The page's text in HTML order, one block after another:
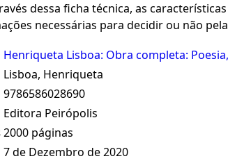
dessa ficha técnica, as
necessárias para decidir ou não
Henriqueta Lisboa: Obra completa:
Lisboa, Henriqueta
9786586028690
Editora Peirópolis
2000 páginas
7 de Dezembro de 2020